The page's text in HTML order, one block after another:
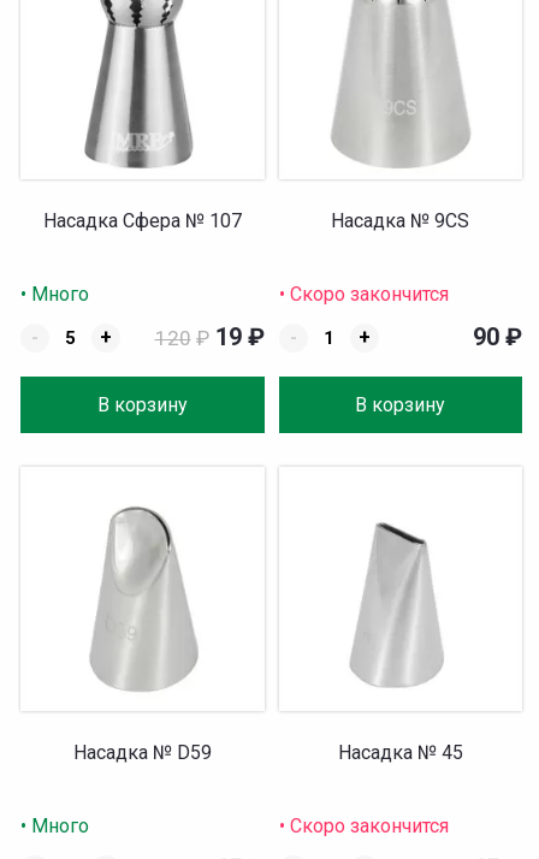
Насадка Сфера № 107
• Много
-
+
В корзину
120 ₽ 19 ₽
Насадка № 9CS
• Скоро закончится
-
+
В корзину
90 ₽
Насадка № D59
• Много
Насадка № 45
• Скоро закончится